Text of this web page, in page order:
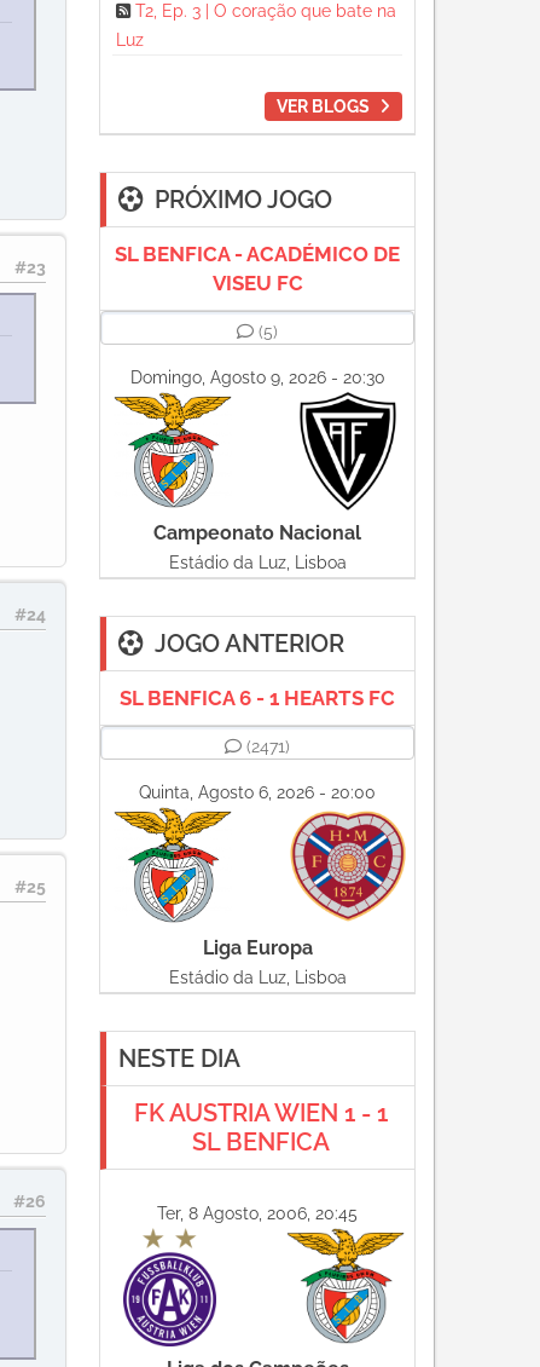
#23
#24
#25
#26
T2, Ep. 3 | O coração que bate na
Luz
VER BLOGS
PRÓXIMO JOGO
SL BENFICA - ACADÉMICO DE
VISEU FC
(5)
Domingo, Agosto 9, 2026 - 20:30
Campeonato Nacional
Estádio da Luz, Lisboa
JOGO ANTERIOR
SL BENFICA 6 - 1 HEARTS FC
(2471)
Quinta, Agosto 6, 2026 - 20:00
Liga Europa
Estádio da Luz, Lisboa
NESTE DIA
FK AUSTRIA WIEN 1 - 1
SL BENFICA
Ter, 8 Agosto, 2006, 20:45